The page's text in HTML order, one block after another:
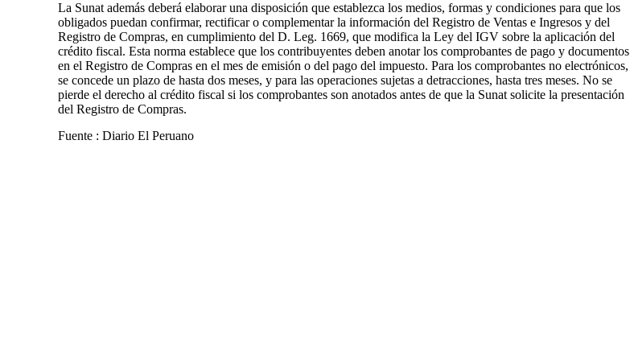
La Sunat además deberá elaborar una disposición que establezca los medios, formas y condiciones para que los
obligados puedan confirmar, rectificar o complementar la información del Registro de Ventas e Ingresos y del
Registro de Compras, en cumplimiento del D. Leg. 1669, que modifica la Ley del IGV sobre la aplicación del
crédito fiscal. Esta norma establece que los contribuyentes deben anotar los comprobantes de pago y documentos
en el Registro de Compras en el mes de emisión o del pago del impuesto. Para los comprobantes no electrónicos,
se concede un plazo de hasta dos meses, y para las operaciones sujetas a detracciones, hasta tres meses. No se
pierde el derecho al crédito fiscal si los comprobantes son anotados antes de que la Sunat solicite la presentación
del Registro de Compras.
Fuente : Diario El Peruano